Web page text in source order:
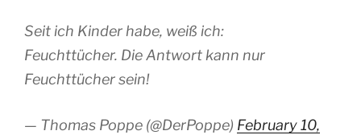
Seit ich Kinder habe, weiß ich:
Feuchttücher. Die Antwort kann nur
Feuchttücher sein!
— Thomas Poppe (@DerPoppe) February 10,